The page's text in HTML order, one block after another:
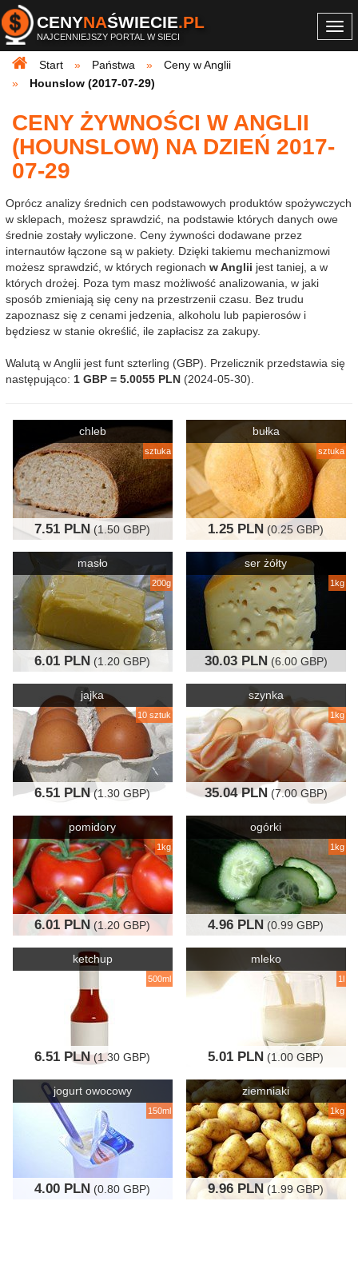
CENYNAŚWIECIE.PL
NAJCENNIEJSZY PORTAL W SIECI
Start
Państwa
Ceny w Anglii
Hounslow (2017-07-29)
CENY ŻYWNOŚCI W ANGLII
(HOUNSLOW) NA DZIEŃ 2017-
07-29
Oprócz analizy średnich cen podstawowych produktów spożywczych
w sklepach, możesz sprawdzić, na podstawie których danych owe
średnie zostały wyliczone. Ceny żywności dodawane przez
internautów łączone są w pakiety. Dzięki takiemu mechanizmowi
możesz sprawdzić, w których regionach w Anglii jest taniej, a w
których drożej. Poza tym masz możliwość analizowania, w jaki
sposób zmieniają się ceny na przestrzenii czasu. Bez trudu
zapoznasz się z cenami jedzenia, alkoholu lub papierosów i
będziesz w stanie określić, ile zapłacisz za zakupy.
Walutą w Anglii jest funt szterling (GBP). Przelicznik przedstawia się
następująco: 1 GBP = 5.0055 PLN (2024-05-30).
chleb
sztuka
7.51 PLN (1.50 GBP)
bułka
sztuka
1.25 PLN (0.25 GBP)
masło
200g
6.01 PLN (1.20 GBP)
ser żółty
1kg
30.03 PLN (6.00 GBP)
jajka
10 sztuk
6.51 PLN(1.30 GBP)
szynka
1kg
35.04 PLN (7.00 GBP)
pomidory
1kg
6.01 PLN (1.20 GBP)
ogórki
1kg
4.96 PLN (0.99 GBP)
ketchup
500ml
6.51 PLN(1.30 GBP)
mleko
1l
5.01 PLN (1.00 GBP)
jogurt owocowy
150ml
4.00 PLN (0.80 GBP)
ziemniaki
1kg
9.96 PLN (1.99 GBP)